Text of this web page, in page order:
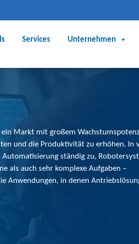
Services Unternehmen
Markt mit großem
und die Produktivität zu erhöhen. In
ständig zu,
als auch sehr komplexe Aufgaben –
Anwendungen, in denen